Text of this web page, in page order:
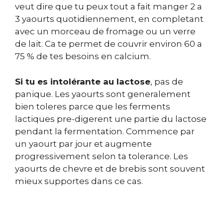
veut dire que tu peux tout a fait manger 2 a
3 yaourts quotidiennement, en completant
avec un morceau de fromage ou un verre
de lait. Ca te permet de couvrir environ 60 a
75 % de tes besoins en calcium.
Si tu es intolérante au lactose, pas de
panique. Les yaourts sont generalement
bien toleres parce que les ferments
lactiques pre-digerent une partie du lactose
pendant la fermentation. Commence par
un yaourt par jour et augmente
progressivement selon ta tolerance. Les
yaourts de chevre et de brebis sont souvent
mieux supportes dans ce cas.